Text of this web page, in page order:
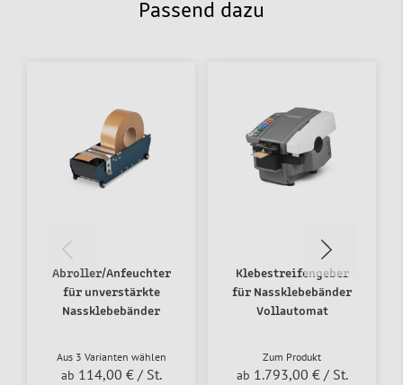
Passend dazu
Abroller/Anfeuchter
für unverstärkte
Nassklebebänder
Aus 3 Varianten wählen
ab 114,00 € / St.
Klebestreifengeber
für Nassklebebänder
Vollautomat
Zum Produkt
ab 1.793,00 € / St.